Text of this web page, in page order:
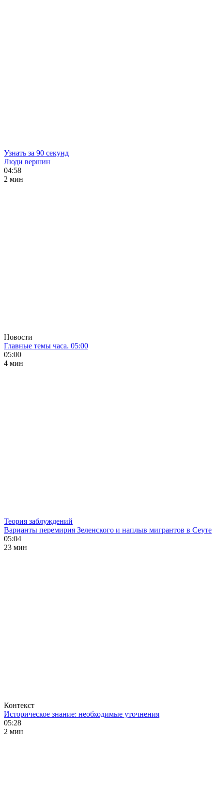
Узнать за 90 секунд
Люди вершин
04:58
2 мин
Новости
Главные темы часа. 05:00
05:00
4 мин
Теория заблуждений
Варианты перемирия Зеленского и наплыв мигрантов в Сеуте
05:04
23 мин
Контекст
Историческое знание: необходимые уточнения
05:28
2 мин